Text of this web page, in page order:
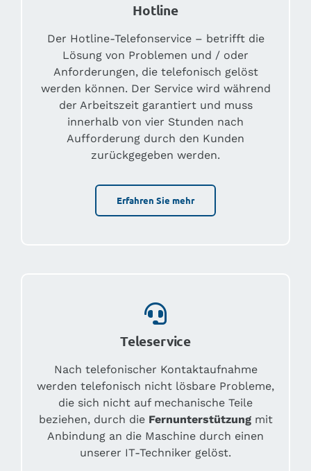
Hotline
Der Hotline-Telefonservice – betrifft die
Lösung von Problemen und / oder
Anforderungen, die telefonisch gelöst
werden können. Der Service wird während
der Arbeitszeit garantiert und muss
innerhalb von vier Stunden nach
Aufforderung durch den Kunden
zurückgegeben werden.
Erfahren Sie mehr
Teleservice
Nach telefonischer Kontaktaufnahme
werden telefonisch nicht lösbare Probleme,
die sich nicht auf mechanische Teile
beziehen, durch die Fernunterstützung mit
Anbindung an die Maschine durch einen
unserer IT-Techniker gelöst.